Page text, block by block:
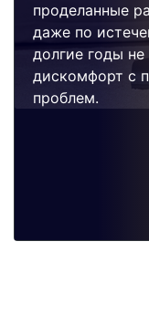
проделанные
даже по
долгие годы
дискомфорт с
проблем.